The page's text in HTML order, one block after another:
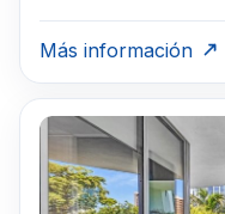
Más información